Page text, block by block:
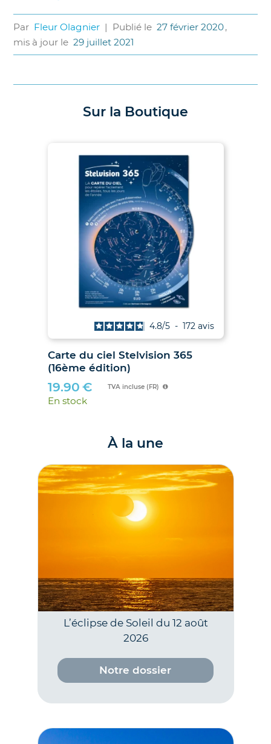
Par Fleur Olagnier | Publié le 27 février 2020,
mis à jour le 29 juillet 2021
Sur la Boutique
Les Soleils noirs de 2026 et 2027
– Le guide des éclipses des 12
août 2026 et 2 août 2027
4.9/5 - 38 avis
21.00€
À la une
L’éclipse de Soleil du 12 août
2026
Notre dossier